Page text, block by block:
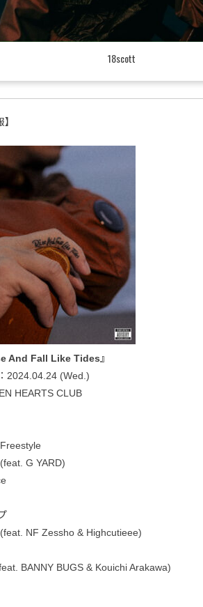
18scott
And Fall Like Tides』
2024.04.24 (Wed.)
HEARTS CLUB
G YARD)
NF Zessho & Highcutieee)
BANNY BUGS & Kouichi Arakawa)